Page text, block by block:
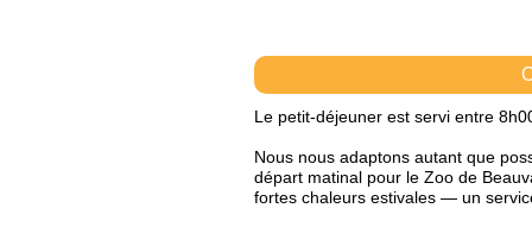
Le petit-déjeuner est servi entre
Nous nous adaptons autant que
départ matinal pour le Zoo de
fortes chaleurs estivales — un